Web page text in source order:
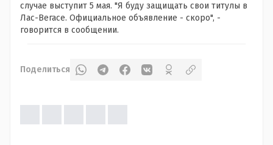
случае выступит 5 мая. "Я буду защищать свои титулы в
Лас-Вегасе. Официальное объявление - скоро", -
говорится в сообщении.
Поделиться